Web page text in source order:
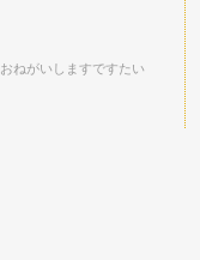
ねがいしますですたい